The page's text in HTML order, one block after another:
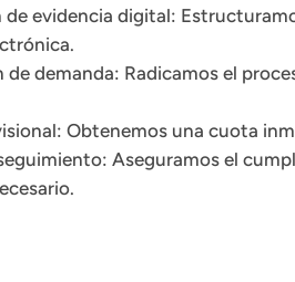
de evidencia digital:
de demanda: Radicamos el
Obtenemos una cuota
Aseguramos el